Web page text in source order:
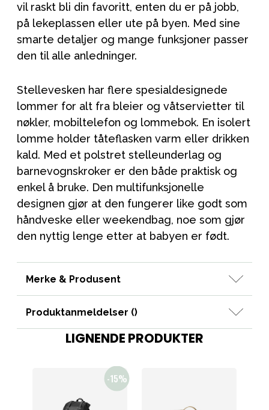
vil raskt bli din favoritt, enten du er på jobb,
på lekeplassen eller ute på byen. Med sine
smarte detaljer og mange funksjoner passer
den til alle anledninger.
Stellevesken har flere spesialdesignede
lommer for alt fra bleier og våtservietter til
nøkler, mobiltelefon og lommebok. En isolert
lomme holder tåteflasken varm eller drikken
kald. Med et polstret stelleunderlag og
barnevognskroker er den både praktisk og
enkel å bruke. Den multifunksjonelle
designen gjør at den fungerer like godt som
håndveske eller weekendbag, noe som gjør
den nyttig lenge etter at babyen er født.
Merke & Produsent
Produktanmeldelser ()
LIGNENDE PRODUKTER